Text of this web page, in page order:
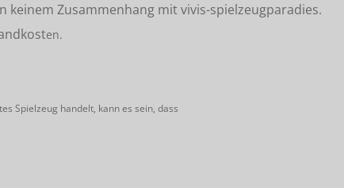
Zusammenhang mit vivis-spielzeugparadies.
en.
Spielzeug handelt, kann es sein, dass